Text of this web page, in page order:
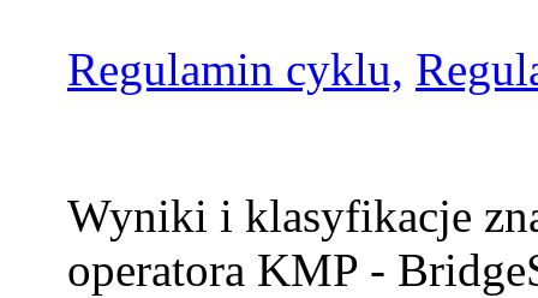
Regulamin cyklu,
Wyniki i klasyfikacje
operatora KMP -